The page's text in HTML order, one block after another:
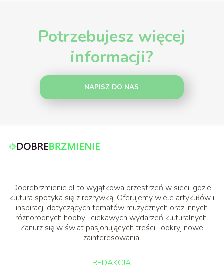
Potrzebujesz więcej
informacji?
NAPISZ DO NAS
Dobrebrzmienie.pl to wyjątkowa przestrzeń w sieci, gdzie
kultura spotyka się z rozrywką. Oferujemy wiele artykułów i
inspiracji dotyczących tematów muzycznych oraz innych
różnorodnych hobby i ciekawych wydarzeń kulturalnych.
Zanurz się w świat pasjonujących treści i odkryj nowe
zainteresowania!
REDAKCJA